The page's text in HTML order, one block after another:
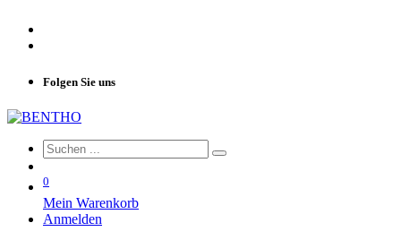
Folgen Sie uns
0
Mein Warenkorb
Anmelden